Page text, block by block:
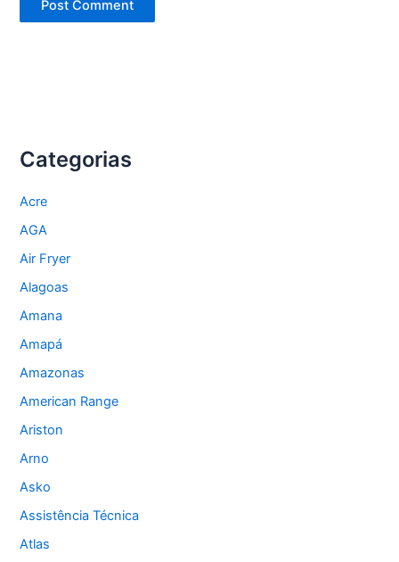
Categorias
Acre
AGA
Air Fryer
Alagoas
Amana
Amapá
Amazonas
American Range
Ariston
Arno
Asko
Assistência Técnica
Atlas